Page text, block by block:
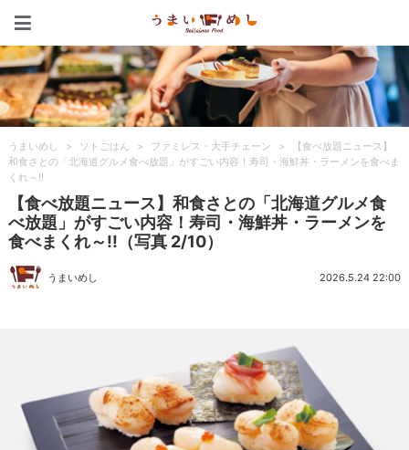
うまいめし > ソトごはん > ファミレス・大手チェーン >
【食べ放題ニュース】
和食さとの「北海道グルメ食べ放題」がすごい内容！寿司・海鮮丼・ラーメンを食べま
くれ～!!
【食べ放題ニュース】和食さとの「北海道グルメ食
べ放題」がすごい内容！寿司・海鮮丼・ラーメンを
食べまくれ～!!（写真 2/10）
うまいめし 2026.5.24 22:00